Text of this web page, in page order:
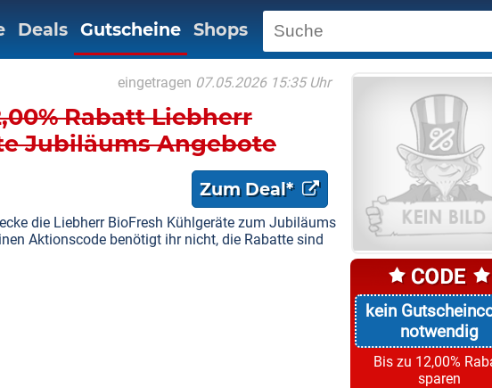
Deals Gutscheine Shops
kein
notwendig
Bis zu 12,00%
sparen
eingetragen 07.05.2026 15:35 Uhr
Rabatt Liebherr
Jubiläums Angebote
Zum Deal*
die Liebherr BioFresh Kühlgeräte zum Jubiläums
Aktionscode benötigt ihr nicht, die Rabatte sind